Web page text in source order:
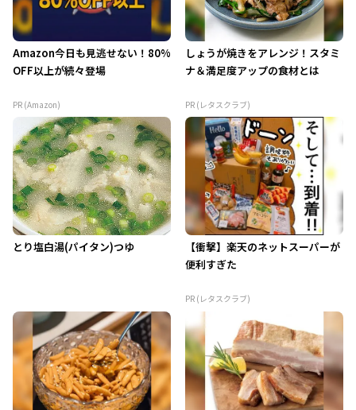
Amazon今日も見逃せない！80%
OFF以上が続々登場
PR (Amazon)
しょうが焼きをアレンジ！スタミ
ナ＆満足度アップの食材とは
PR (レタスクラブ)
とり塩白湯(パイタン)つゆ
【衝撃】楽天のネットスーパーが
便利すぎた
PR (レタスクラブ)